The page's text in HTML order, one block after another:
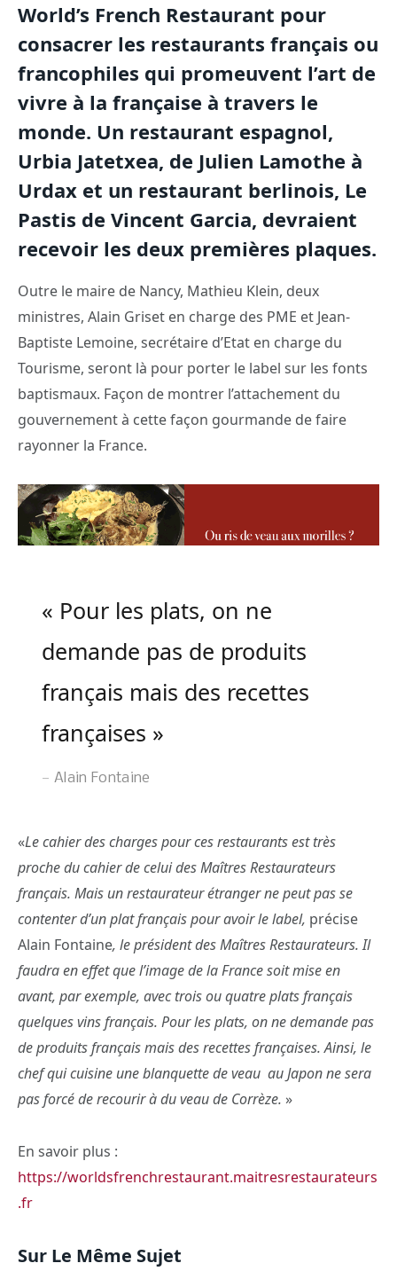
World’s French Restaurant pour
consacrer les restaurants français ou
francophiles qui promeuvent l’art de
vivre à la française à travers le
monde. Un restaurant espagnol,
Urbia Jatetxea, de Julien Lamothe à
Urdax et un restaurant berlinois, Le
Pastis de Vincent Garcia, devraient
recevoir les deux premières plaques.
Outre le maire de Nancy, Mathieu Klein, deux
ministres, Alain Griset en charge des PME et Jean-
Baptiste Lemoine, secrétaire d’Etat en charge du
Tourisme, seront là pour porter le label sur les fonts
baptismaux. Façon de montrer l’attachement du
gouvernement à cette façon gourmande de faire
rayonner la France.
« Pour les plats, on ne
demande pas de produits
français mais des recettes
françaises »
Alain Fontaine
«Le cahier des charges pour ces restaurants est très
proche du cahier de celui des Maîtres Restaurateurs
français. Mais un restaurateur étranger ne peut pas se
contenter d’un plat français pour avoir le label, précise
Alain Fontaine, le président des Maîtres Restaurateurs. Il
faudra en effet que l’image de la France soit mise en
avant, par exemple, avec trois ou quatre plats français
quelques vins français. Pour les plats, on ne demande pas
de produits français mais des recettes françaises. Ainsi, le
chef qui cuisine une blanquette de veau au Japon ne sera
pas forcé de recourir à du veau de Corrèze. »
En savoir plus :
https://worldsfrenchrestaurant.maitresrestaurateurs
.fr
Sur Le Même Sujet